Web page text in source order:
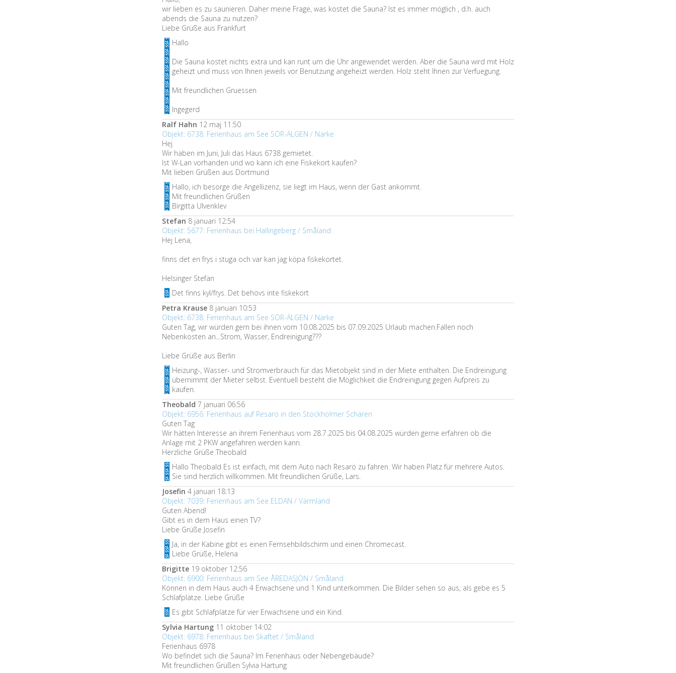
wir lieben es zu saunieren. Daher meine Frage, was kostet die Sauna? Ist es immer möglich , d.h. auch
abends die Sauna zu nutzen?
Liebe Grüße aus Frankfurt
Hallo
Die Sauna kostet nichts extra und kan runt um die Uhr angewendet werden. Aber die Sauna wird mit Holz
geheizt und muss von Ihnen jeweils vor Benutzung angeheizt werden. Holz steht Ihnen zur Verfuegung.
Mit freundlichen Gruessen
Ingegerd
Ralf Hahn 12 maj 11:50
Objekt: 6738: Ferienhaus am See SÖR-ÄLGEN / Närke
Hej
Wir haben im Juni, Juli das Haus 6738 gemietet.
Ist W-Lan vorhanden und wo kann ich eine Fiskekort kaufen?
Mit lieben Grüßen aus Dortmund
Hallo, ich besorge die Angellizenz, sie liegt im Haus, wenn der Gast ankommt.
Mit freundlichen Grüßen
Birgitta Ulvenklev
Stefan 8 januari 12:54
Objekt: 5677: Ferienhaus bei Hallingeberg / Småland
Hej Lena,
finns det en frys i stuga och var kan jag köpa fiskekortet.
Helsinger Stefan
Det finns kyl/frys. Det behövs inte fiskekort
Petra Krause 8 januari 10:53
Objekt: 6738: Ferienhaus am See SÖR-ÄLGEN / Närke
Guten Tag, wir würden gern bei ihnen vom 10.08.2025 bis 07.09.2025 Urlaub machen.Fallen noch
Nebenkosten an...Strom, Wasser, Endreinigung???
Liebe Grüße aus Berlin
Heizung-, Wasser- und Stromverbrauch für das Mietobjekt sind in der Miete enthalten. Die Endreinigung
übernimmt der Mieter selbst. Eventuell besteht die Möglichkeit die Endreinigung gegen Aufpreis zu
kaufen.
Theobald 7 januari 06:56
Objekt: 6956: Ferienhaus auf Resarö in den Stockholmer Schären
Guten Tag
Wir hätten Interesse an ihrem Ferienhaus vom 28.7.2025 bis 04.08.2025 würden gerne erfahren ob die
Anlage mit 2 PKW angefahren werden kann.
Herzliche Grüße Theobald
Hallo Theobald Es ist einfach, mit dem Auto nach Resarö zu fahren. Wir haben Platz für mehrere Autos.
Sie sind herzlich willkommen. Mit freundlichen Grüße, Lars.
Josefin 4 januari 18:13
Objekt: 7039: Ferienhaus am See ELDAN / Värmland
Guten Abend!
Gibt es in dem Haus einen TV?
Liebe Grüße Josefin
Ja, in der Kabine gibt es einen Fernsehbildschirm und einen Chromecast.
Liebe Grüße, Helena
Brigitte 19 oktober 12:56
Objekt: 6900: Ferienhaus am See ÅREDASJÖN / Småland
Können in dem Haus auch 4 Erwachsene und 1 Kind unterkommen. Die Bilder sehen so aus, als gebe es 5
Schlafplätze. Liebe Grüße
Es gibt Schlafplätze für vier Erwachsene und ein Kind.
Sylvia Hartung 11 oktober 14:02
Objekt: 6978: Ferienhaus bei Skaftet / Småland
Ferienhaus 6978
Wo befindet sich die Sauna? Im Ferienhaus oder Nebengebäude?
Mit freundlichen Grüßen Sylvia Hartung